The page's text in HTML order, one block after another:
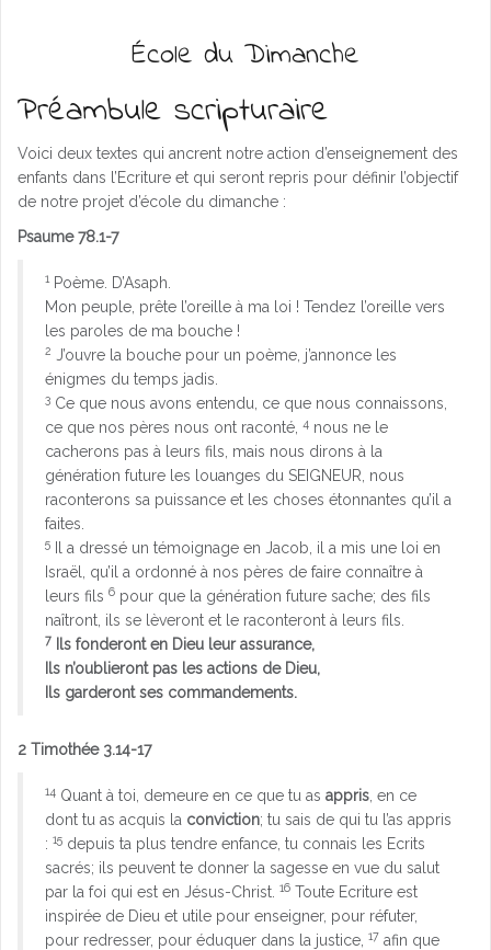
École du Dimanche
Préambule scripturaire
Voici deux textes qui ancrent notre action d’enseignement des
enfants dans l’Ecriture et qui seront repris pour définir l’objectif
de notre projet d’école du dimanche :
Psaume 78.1-7
1Poème. D’Asaph.
Mon peuple, prête l’oreille à ma loi ! Tendez l’oreille vers
les paroles de ma bouche !
2 J’ouvre la bouche pour un poème, j’annonce les
énigmes du temps jadis.
3 Ce que nous avons entendu, ce que nous connaissons,
ce que nos pères nous ont raconté,
4 nous ne le
cacherons pas à leurs fils, mais nous dirons à la
génération future les louanges du SEIGNEUR, nous
raconterons sa puissance et les choses étonnantes qu’il a
faites.
5
Il a dressé un témoignage en Jacob, il a mis une loi en
Israël, qu’il a ordonné à nos pères de faire connaître à
leurs fils 6 pour que la génération future sache; des fils
naîtront, ils se lèveront et le raconteront à leurs fils.
7
Ils fonderont en Dieu leur assurance,
Ils n’oublieront pas les actions de Dieu,
Ils garderont ses commandements.
2 Timothée 3.14-17
14 Quant à toi, demeure en ce que tu as appris , en ce
dont tu as acquis la conviction; tu sais de qui tu l’as appris
: 15 depuis ta plus tendre enfance, tu connais les Ecrits
sacrés; ils peuvent te donner la sagesse en vue du salut
par la foi qui est en Jésus-Christ. 16 Toute Ecriture est
inspirée de Dieu et utile pour enseigner, pour réfuter,
pour redresser, pour éduquer dans la justice, 17 afin que